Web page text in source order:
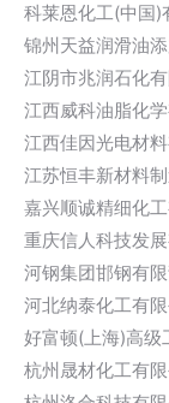
科莱恩化工(中国)
锦州天益润滑油
江阴市兆润石化有
江西威科油脂化
江西佳因光电材
江苏恒丰新材料
嘉兴顺诚精细化
重庆信人科技发
河钢集团邯钢有
河北纳泰化工有限
好富顿(上海)高级
杭州晟材化工有限